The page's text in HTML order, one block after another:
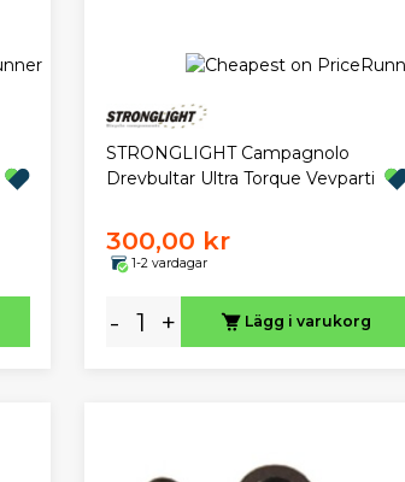
STRONGLIGHT Campagnolo
Drevbultar Ultra Torque Vevparti
300,00 kr
1-2 vardagar
- + Lägg i varukorg